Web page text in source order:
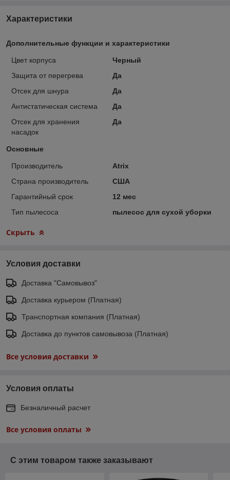
Характеристики
Дополнительные функции и характеристики
Цвет корпуса
Черный
Защита от перегрева
Да
Отсек для шнура
Да
Антистатическая система
Да
Отсек для хранения
насадок
Да
Основные
Производитель
Atrix
Страна производитель
США
Гарантийный срок
12 мес
Тип пылесоса
пылесос для сухой уборки
Скрыть
Условия доставки
Доставка "Самовывоз"
Доставка курьером (Платная)
Транспортная компания (Платная)
Доставка до пунктов самовывоза (Платная)
Все условия доставки
Условия оплаты
Безналичный расчет
Все условия оплаты
С этим товаром также заказывают